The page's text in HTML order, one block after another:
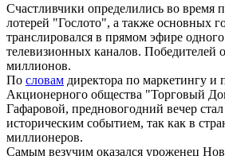
Счастливчики определились во время
лотерей "Гослото", а также основных
транслировался в прямом эфире
телевизионных каналов. Победителей
миллионов.
По словам директора по маркетингу и
Акционерного общества "Торговый
Гафаровой, предновогодний вечер
историческим событием, так как в
миллионеров.
Самым везучим оказался уроженец